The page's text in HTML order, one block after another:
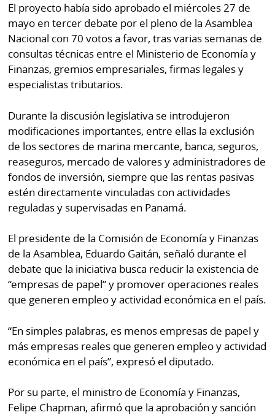
El proyecto había sido aprobado el miércoles 27 de
mayo en tercer debate por el pleno de la Asamblea
Nacional con 70 votos a favor, tras varias semanas de
consultas técnicas entre el Ministerio de Economía y
Finanzas, gremios empresariales, firmas legales y
especialistas tributarios.
Durante la discusión legislativa se introdujeron
modificaciones importantes, entre ellas la exclusión
de los sectores de marina mercante, banca, seguros,
reaseguros, mercado de valores y administradores de
fondos de inversión, siempre que las rentas pasivas
estén directamente vinculadas con actividades
reguladas y supervisadas en Panamá.
El presidente de la Comisión de Economía y Finanzas
de la Asamblea, Eduardo Gaitán, señaló durante el
debate que la iniciativa busca reducir la existencia de
“empresas de papel” y promover operaciones reales
que generen empleo y actividad económica en el país.
“En simples palabras, es menos empresas de papel y
más empresas reales que generen empleo y actividad
económica en el país”, expresó el diputado.
Por su parte, el ministro de Economía y Finanzas,
Felipe Chapman, afirmó que la aprobación y sanción